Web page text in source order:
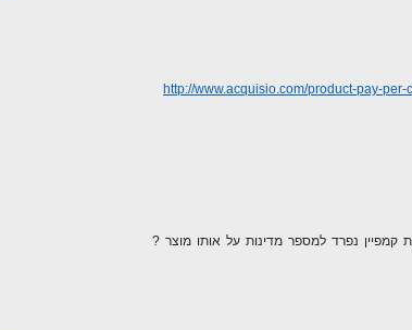
http://www.acquisio.com/product-pay-
קמפיין נפרד למספר מדינות על אותו מוצר ?